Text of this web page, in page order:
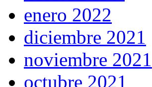
enero 2022
diciembre 2021
noviembre 2021
octubre 2021